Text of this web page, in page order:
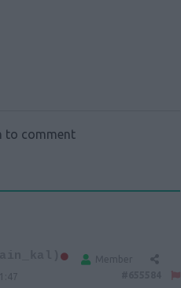
to comment
Member